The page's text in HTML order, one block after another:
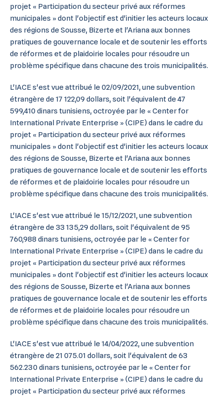
projet « Participation du secteur privé aux réformes
municipales » dont l'objectif est d'initier les acteurs locaux
des régions de Sousse, Bizerte et l'Ariana aux bonnes
pratiques de gouvernance locale et de soutenir les efforts
de réformes et de plaidoirie locales pour résoudre un
problème spécifique dans chacune des trois municipalités.
L'IACE s'est vue attribué le 02/09/2021, une subvention
étrangère de 17 122,09 dollars, soit l'équivalent de 47
599,410 dinars tunisiens, octroyée par le « Center for
International Private Enterprise » (CIPE) dans le cadre du
projet « Participation du secteur privé aux réformes
municipales » dont l'objectif est d'initier les acteurs locaux
des régions de Sousse, Bizerte et l'Ariana aux bonnes
pratiques de gouvernance locale et de soutenir les efforts
de réformes et de plaidoirie locales pour résoudre un
problème spécifique dans chacune des trois municipalités.
L'IACE s'est vue attribué le 15/12/2021, une subvention
étrangère de 33 135,29 dollars, soit l'équivalent de 95
760,988 dinars tunisiens, octroyée par le « Center for
International Private Enterprise » (CIPE) dans le cadre du
projet « Participation du secteur privé aux réformes
municipales » dont l'objectif est d'initier les acteurs locaux
des régions de Sousse, Bizerte et l'Ariana aux bonnes
pratiques de gouvernance locale et de soutenir les efforts
de réformes et de plaidoirie locales pour résoudre un
problème spécifique dans chacune des trois municipalités.
L'IACE s'est vue attribué le 14/04/2022, une subvention
étrangère de 21 075.01 dollars, soit l'équivalent de 63
562.230 dinars tunisiens, octroyée par le « Center for
International Private Enterprise » (CIPE) dans le cadre du
projet « Participation du secteur privé aux réformes